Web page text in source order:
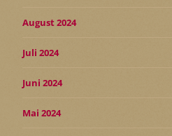
August 2024
Juli 2024
Juni 2024
Mai 2024